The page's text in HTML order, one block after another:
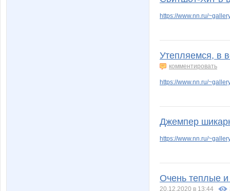
https://www.nn.ru/
Утепляемся, в
комментировать
https://www.nn.ru/
Джемпер
https://www.nn.ru/
Очень теплые
20.12.2020 в 13:44